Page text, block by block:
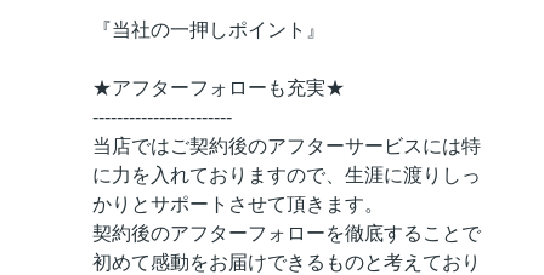
『当社の一押しポイント』
★アフターフォローも充実★
-----------------------
当店ではご契約後のアフターサービスには特
に力を入れておりますので、生涯に渡りしっ
かりとサポートさせて頂きます。
契約後のアフターフォローを徹底することで
初めて感動をお届けできるものと考えており